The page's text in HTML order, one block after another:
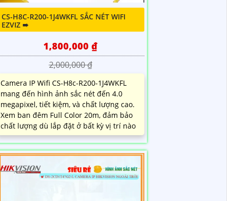
CS-H8C-R200-1J4WKFL SẮC NÉT WIFI
EZVIZ ➠
1,800,000 ₫
2,000,000 ₫
Camera IP Wifi CS-H8c-R200-1J4WKFL
mang đến hình ảnh sắc nét đến 4.0
megapixel, tiết kiệm, và chất lượng cao.
Xem ban đêm Full Color 20m, đảm bảo
chất lượng dù lắp đặt ở bất kỳ vị trí nào